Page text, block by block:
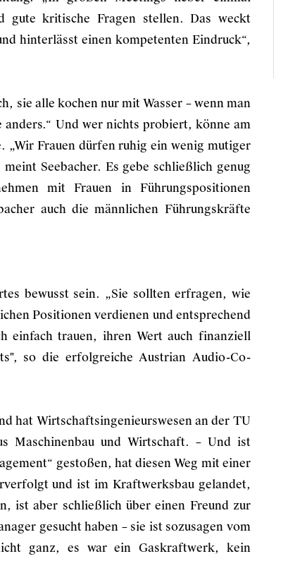
gute kritische Fragen stellen. Das weckt
hinterlässt einen kompetenten Eindruck“,
sie alle kochen nur mit Wasser – wenn man
Und wer nichts probiert, könne am
„Wir Frauen dürfen ruhig ein wenig mutiger
Seebacher. Es gebe schließlich genug
mit Frauen in Führungspositionen
auch die männlichen Führungskräfte
bewusst sein. „Sie sollten erfragen, wie
Positionen verdienen und entsprechend
einfach trauen, ihren Wert auch finanziell
so die erfolgreiche Austrian Audio-Co-
hat Wirtschaftsingenieurswesen an der TU
Maschinenbau und Wirtschaft. – Und ist
gestoßen, hat diesen Weg mit einer
und ist im Kraftwerksbau gelandet,
ist aber schließlich über einen Freund zur
gesucht haben – sie ist sozusagen vom
ganz, es war ein Gaskraftwerk, kein